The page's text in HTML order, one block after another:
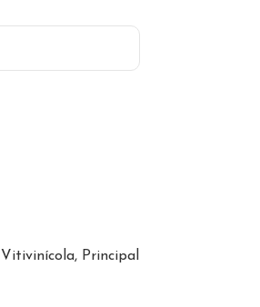
DEL CONSUMO GLOBAL
Principal